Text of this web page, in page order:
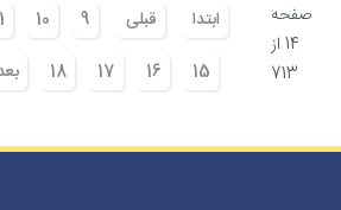
صفحه
14 از
713
ابتدا قبلی 9
10
15
16
17
18